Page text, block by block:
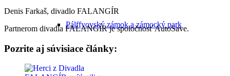
Pálffyovský zámok a zámocký park
Denis Farkaš, divadlo FALANGÍR
Partnerom divadla FALANGÍR je spoločnosť AutoSave.
Pozrite aj súvisiace články: